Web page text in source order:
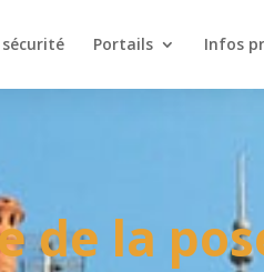
sécurité Portails Infos
de la